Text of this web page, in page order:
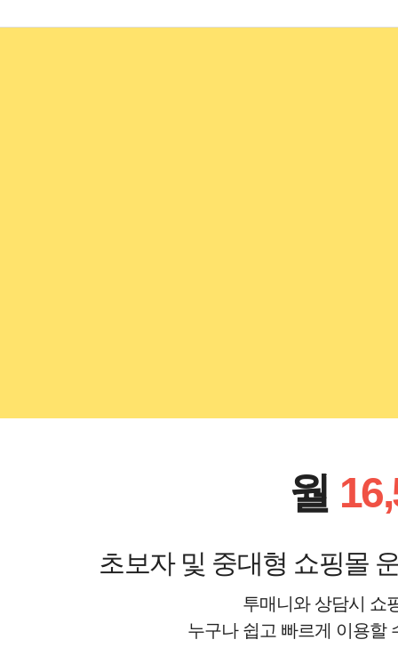
월
초보자 및 중대형 쇼핑몰
투매니와 상담시 쇼
누구나 쉽고 빠르게 이용할